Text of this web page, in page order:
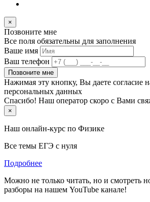
×
Позвоните мне
Все поля обязательны для заполнения
Ваше имя
Ваш телефон
Позвоните мне
Нажимая эту кнопку, Вы даете согласие
персональных данных
Спасибо! Наш оператор скоро с Вами
×
Наш онлайн-курс по Физике
Все темы ЕГЭ с нуля
Подробнее
Можно не только читать, но и смотреть
разборы на нашем YouTube канале!